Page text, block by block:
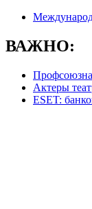
ВАЖНО:
Актеры
ESET: